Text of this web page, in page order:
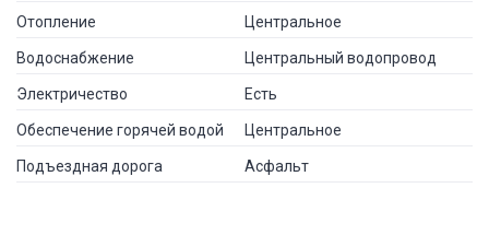
Отопление Центральное
Водоснабжение Центральный водопровод
Электричество Есть
Обеспечение горячей водой Центральное
Подъездная дорога Асфальт